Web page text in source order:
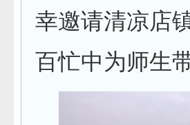
幸邀请清凉店
百忙中为师生